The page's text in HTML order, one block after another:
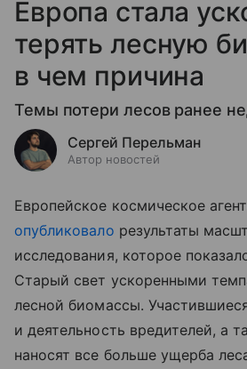
Европа стала
терять лесную
в чем причина
Темы потери лесов ранее
Сергей Перельман
Автор новостей
Европейское космическое
опубликовало результаты
исследования, которое
Старый свет ускоренными
лесной биомассы.
и деятельность вредителей, а
наносят все больше ущерба